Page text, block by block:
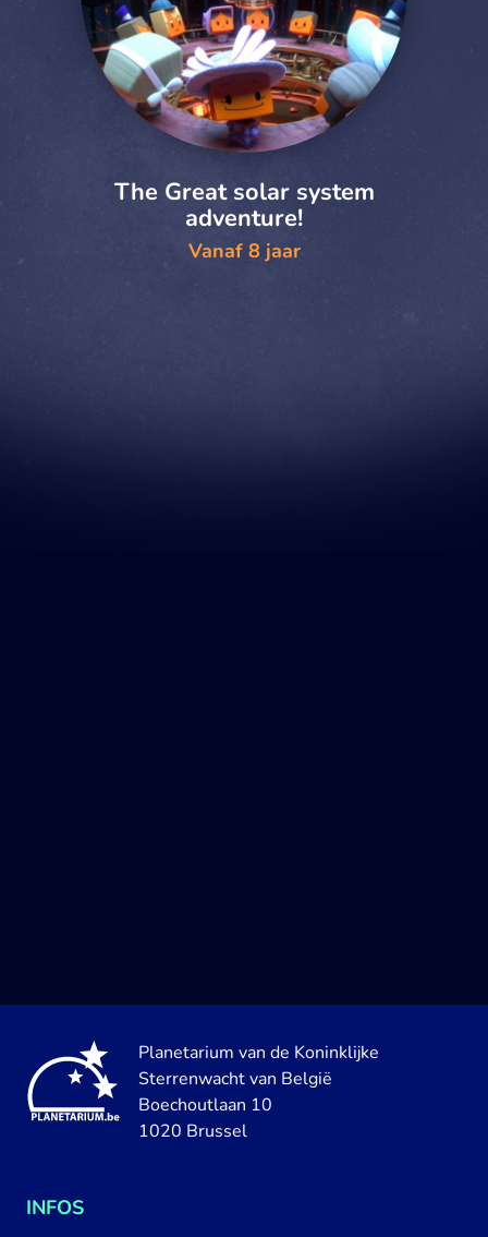
The Great solar system
adventure!
Vanaf 8 jaar
Planetarium van de Koninklijke
Sterrenwacht van België
Boechoutlaan 10
1020 Brussel
INFOS